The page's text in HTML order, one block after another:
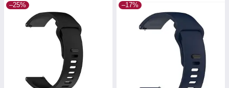
–25% –17%